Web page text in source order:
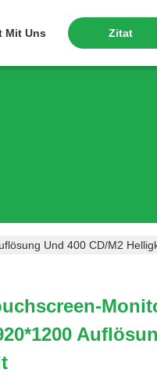
Mit Uns Zitat
Und 400 CD/M2